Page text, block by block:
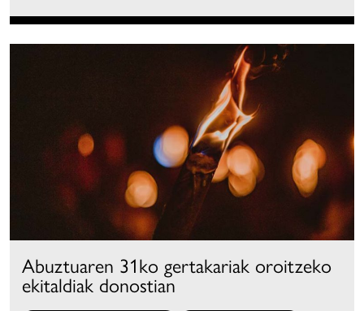
Abuztuaren 31ko gertakariak oroitzeko
ekitaldiak donostian